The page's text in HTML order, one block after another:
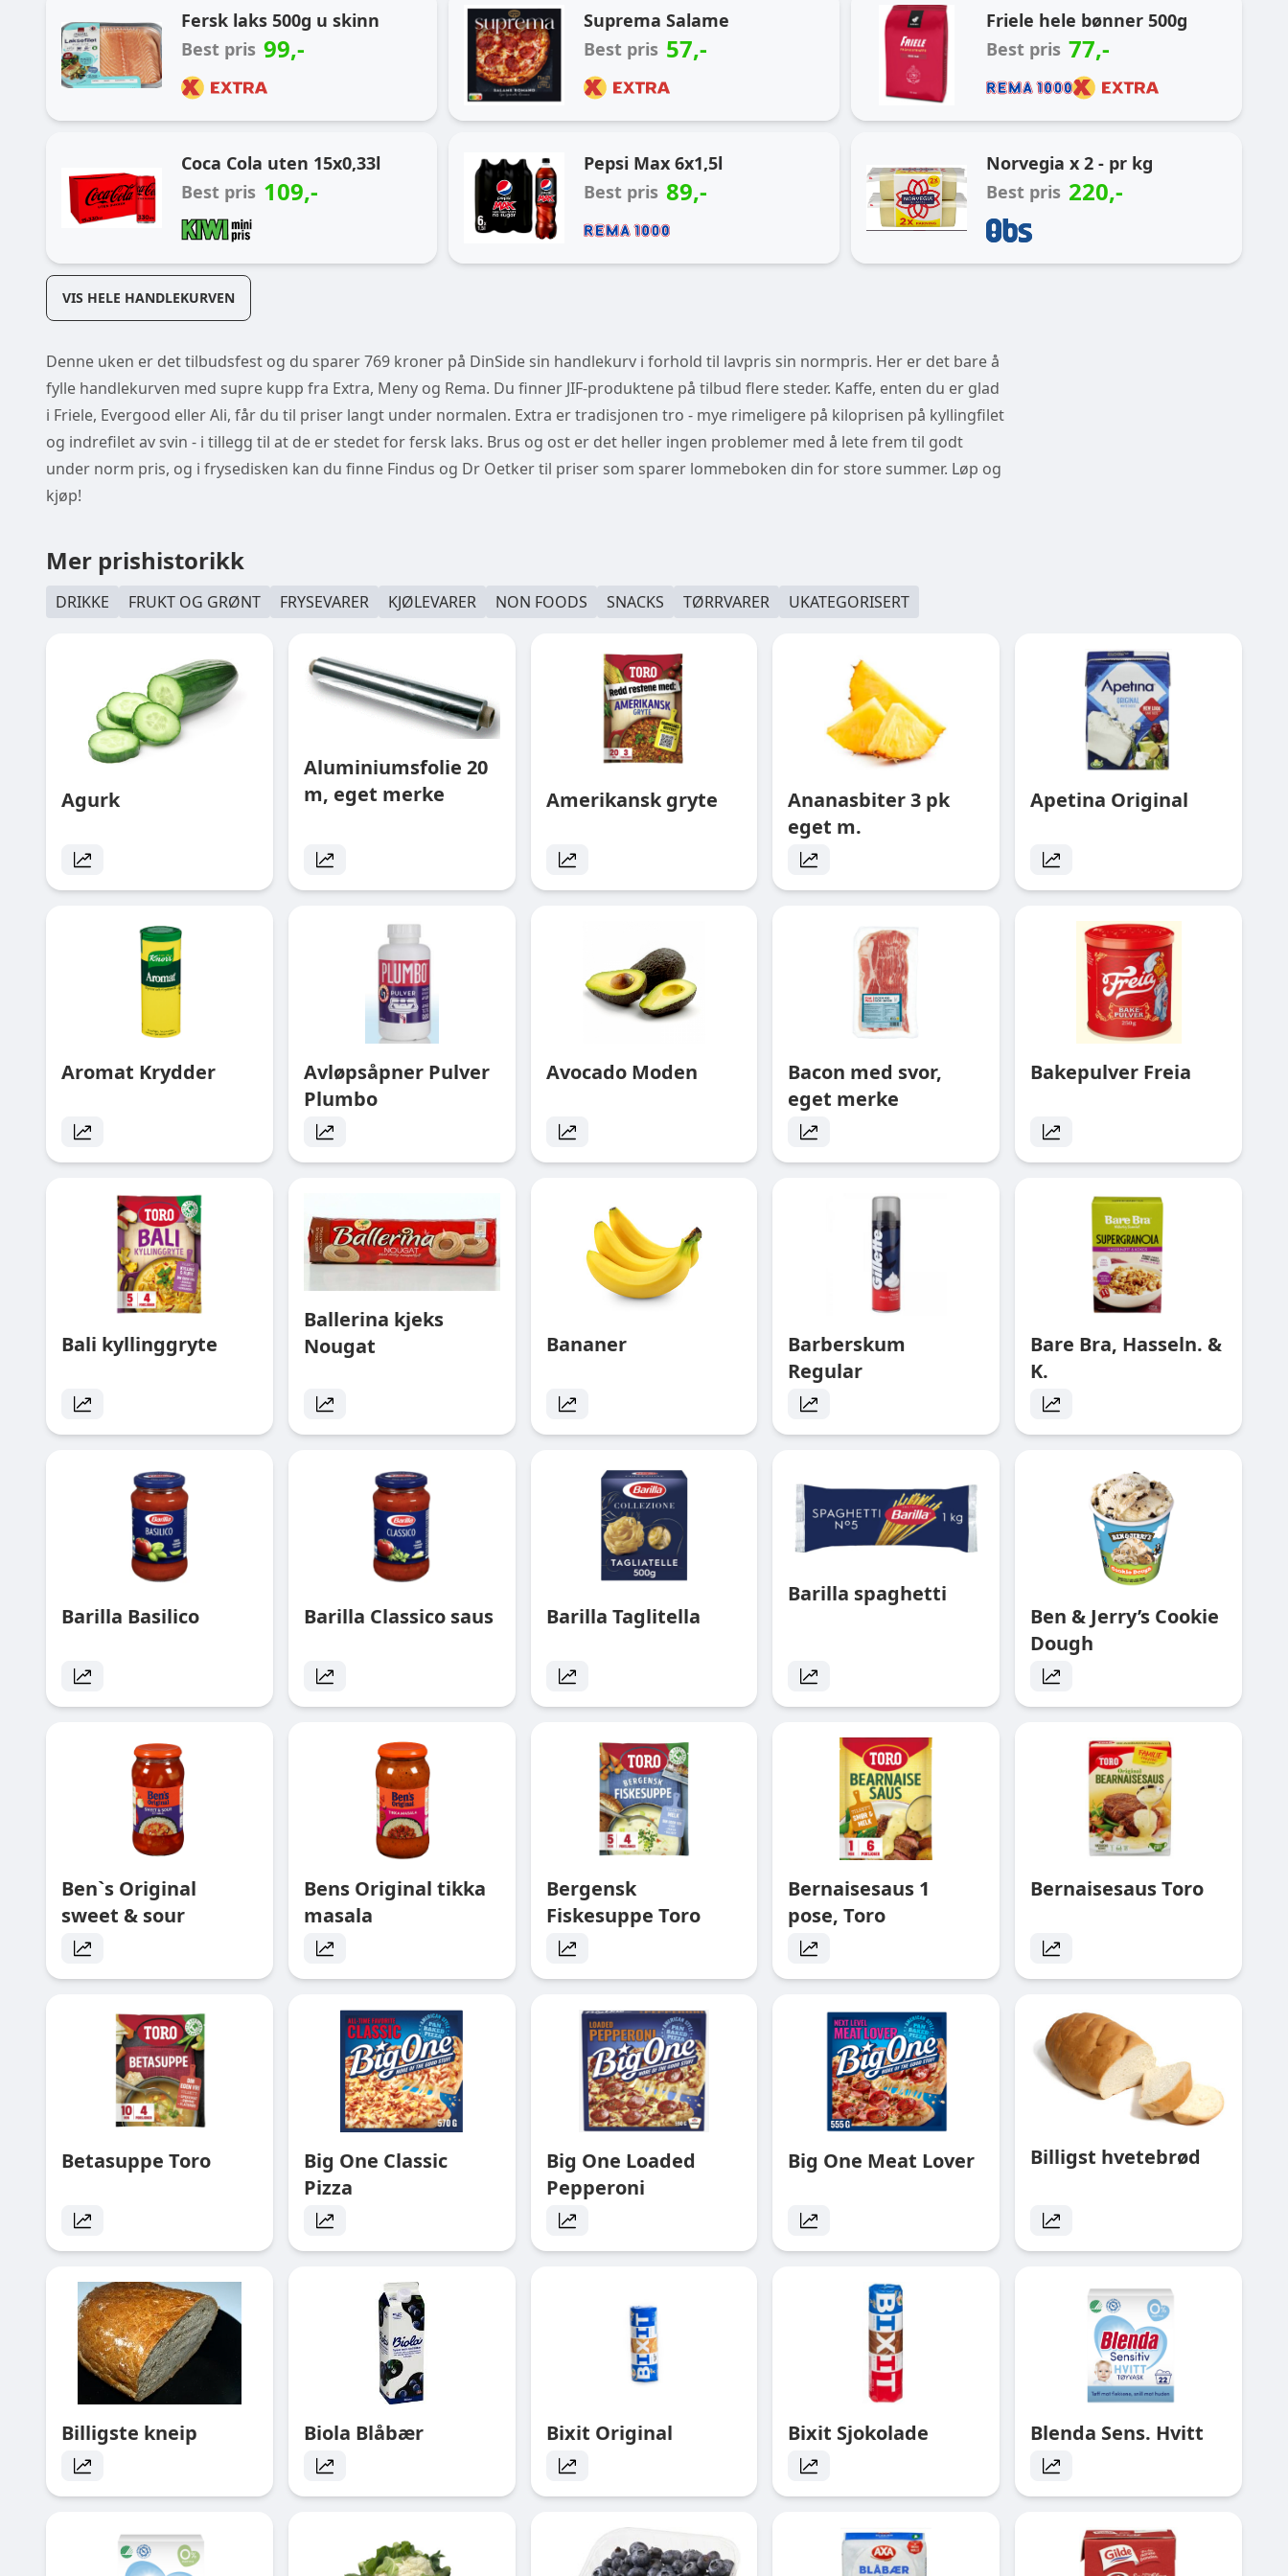
Fersk laks 500g u skinn
Best pris 99,-
Suprema Salame
Best pris 57,-
Friele hele bønner 500g
Best pris 77,-
Coca Cola uten 15x0,33l
Best pris 109,-
Pepsi Max 6x1,5l
Best pris 89,-
Norvegia x 2 - pr kg
Best pris 220,-
VIS HELE HANDLEKURVEN
Denne uken er det tilbudsfest og du sparer 769 kroner på DinSide sin handlekurv i forhold til lavpris sin normpris. Her er det bare å
fylle handlekurven med supre kupp fra Extra, Meny og Rema. Du finner JIF-produktene på tilbud flere steder. Kaffe, enten du er glad
i Friele, Evergood eller Ali, får du til priser langt under normalen. Extra er tradisjonen tro - mye rimeligere på kiloprisen på kyllingfilet
og indrefilet av svin - i tillegg til at de er stedet for fersk laks. Brus og ost er det heller ingen problemer med å lete frem til godt
under norm pris, og i frysedisken kan du finne Findus og Dr Oetker til priser som sparer lommeboken din for store summer. Løp og
kjøp!
Mer prishistorikk
DRIKKE FRUKT OG GRØNT FRYSEVARER KJØLEVARER NON FOODS SNACKS TØRRVARER UKATEGORISERT
Agurk
Aluminiumsfolie 20
m, eget merke
Amerikansk gryte
Ananasbiter 3 pk
eget m.
Apetina Original
Aromat Krydder
Avløpsåpner Pulver
Plumbo
Avocado Moden
Bacon med svor,
eget merke
Bakepulver Freia
Bali kyllinggryte
Ballerina kjeks
Nougat
Bananer
Barberskum
Regular
Bare Bra, Hasseln. &
K.
Barilla Basilico Barilla Classico saus Barilla Taglitella
Barilla spaghetti
Ben & Jerry’s Cookie
Dough
Ben`s Original
sweet & sour
Bens Original tikka
masala
Bergensk
Fiskesuppe Toro
Bernaisesaus 1
pose, Toro
Bernaisesaus Toro
Betasuppe Toro
Big One Classic
Pizza
Big One Loaded
Pepperoni
Big One Meat Lover Billigst hvetebrød
Billigste kneip Biola Blåbær Bixit Original Bixit Sjokolade Blenda Sens. Hvitt